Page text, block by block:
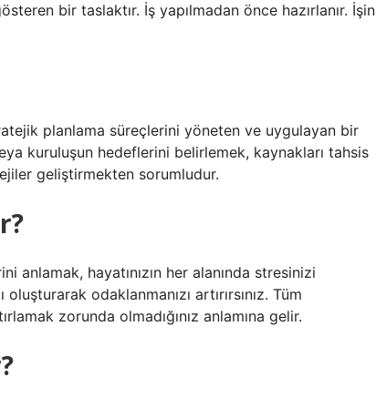
bir taslaktır. İş yapılmadan önce hazırlanır. İşin
planlama süreçlerini yöneten ve uygulayan bir
kuruluşun hedeflerini belirlemek, kaynakları tahsis
geliştirmekten sorumludur.
anlamak, hayatınızın her alanında stresinizi
odaklanmanızı artırırsınız. Tüm
zorunda olmadığınız anlamına gelir.